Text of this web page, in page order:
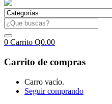
0 Carrito Q0.00
Carrito de compras
Carro vacío.
Seguir comprando